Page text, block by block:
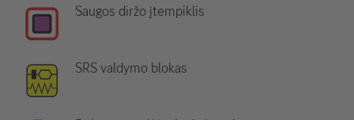
Saugos diržo įtempiklis
SRS valdymo blokas